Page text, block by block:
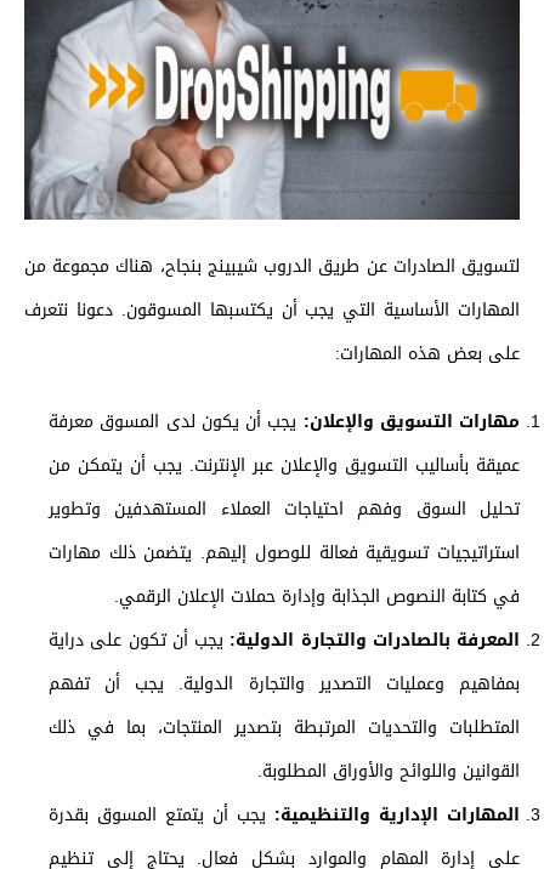
لتسويق الصادرات عن طريق الدروب شيبينج بنجاح، هناك مجموعة من
المهارات الأساسية التي يجب أن يكتسبها المسوقون. دعونا نتعرف
على بعض هذه المهارات:
مهارات التسويق والإعلان: يجب أن يكون لدى المسوق معرفة
عميقة بأساليب التسويق والإعلان عبر الإنترنت. يجب أن يتمكن من
تحليل السوق وفهم احتياجات العملاء المستهدفين وتطوير
استراتيجيات تسويقية فعالة للوصول إليهم. يتضمن ذلك مهارات
في كتابة النصوص الجذابة وإدارة حملات الإعلان الرقمي.
المعرفة بالصادرات والتجارة الدولية: يجب أن تكون على دراية
بمفاهيم وعمليات التصدير والتجارة الدولية. يجب أن تفهم
المتطلبات والتحديات المرتبطة بتصدير المنتجات، بما في ذلك
القوانين واللوائح والأوراق المطلوبة.
المهارات الإدارية والتنظيمية: يجب أن يتمتع المسوق بقدرة
على إدارة المهام والموارد بشكل فعال. يحتاج إلى تنظيم